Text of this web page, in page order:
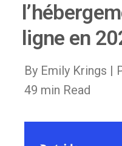
ligne en
By Emily Krings |
49 min Read